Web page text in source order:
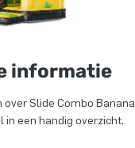
informatie
Slide Combo Banana
in een handig overzicht.